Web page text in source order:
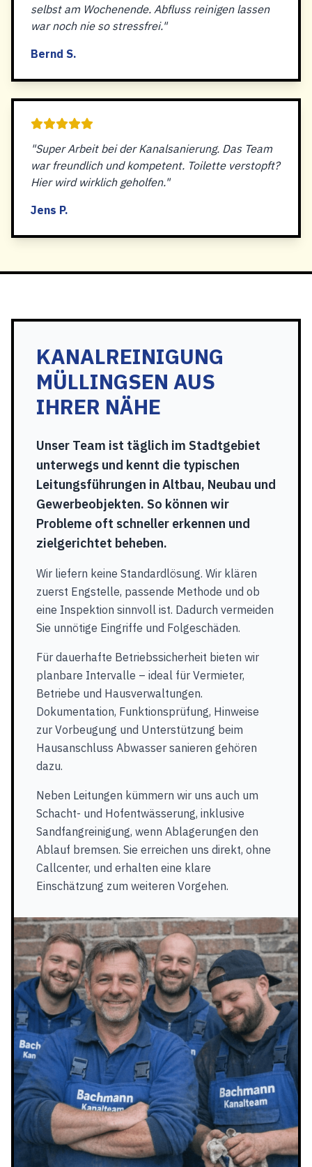
selbst am Wochenende. Abfluss reinigen lassen
war noch nie so stressfrei."
Bernd S.
"Super Arbeit bei der Kanalsanierung. Das Team
war freundlich und kompetent. Toilette verstopft?
Hier wird wirklich geholfen."
Jens P.
KANALREINIGUNG
MÜLLINGSEN AUS
IHRER NÄHE
Unser Team ist täglich im Stadtgebiet
unterwegs und kennt die typischen
Leitungsführungen in Altbau, Neubau und
Gewerbeobjekten. So können wir
Probleme oft schneller erkennen und
zielgerichtet beheben.
Wir liefern keine Standardlösung. Wir klären
zuerst Engstelle, passende Methode und ob
eine Inspektion sinnvoll ist. Dadurch vermeiden
Sie unnötige Eingriffe und Folgeschäden.
Für dauerhafte Betriebssicherheit bieten wir
planbare Intervalle – ideal für Vermieter,
Betriebe und Hausverwaltungen.
Dokumentation, Funktionsprüfung, Hinweise
zur Vorbeugung und Unterstützung beim
Hausanschluss Abwasser sanieren gehören
dazu.
Neben Leitungen kümmern wir uns auch um
Schacht- und Hofentwässerung, inklusive
Sandfangreinigung, wenn Ablagerungen den
Ablauf bremsen. Sie erreichen uns direkt, ohne
Callcenter, und erhalten eine klare
Einschätzung zum weiteren Vorgehen.